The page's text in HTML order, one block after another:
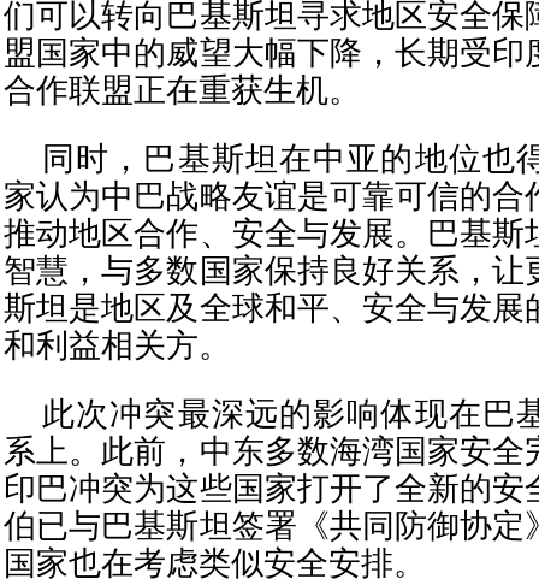
们可以转向巴基斯坦寻求地区安全保
盟国家中的威望大幅下降，长期受印
合作联盟正在重获生机。
同时，巴基斯坦在中亚的地位也
家认为中巴战略友谊是可靠可信的合
推动地区合作、安全与发展。巴基斯
智慧，与多数国家保持良好关系，让
斯坦是地区及全球和平、安全与发展
和利益相关方。
此次冲突最深远的影响体现在巴
系上。此前，中东多数海湾国家安全
印巴冲突为这些国家打开了全新的安
伯已与巴基斯坦签署《共同防御协定
国家也在考虑类似安全安排。